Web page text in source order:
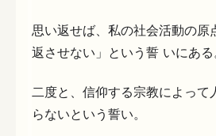
思い返せば、私の社会活動の原
返させない」という誓 いにある
二度と、信仰する宗教によって
らないという誓い。